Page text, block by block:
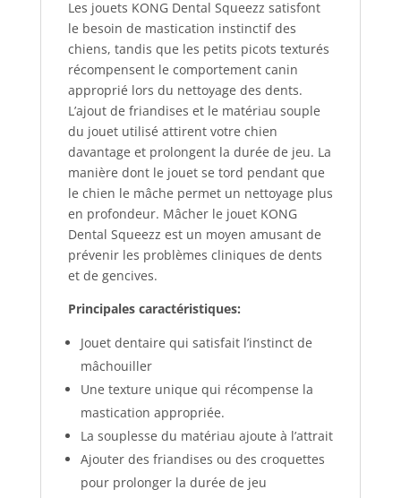
Les jouets KONG Dental Squeezz satisfont
le besoin de mastication instinctif des
chiens, tandis que les petits picots texturés
récompensent le comportement canin
approprié lors du nettoyage des dents.
L’ajout de friandises et le matériau souple
du jouet utilisé attirent votre chien
davantage et prolongent la durée de jeu. La
manière dont le jouet se tord pendant que
le chien le mâche permet un nettoyage plus
en profondeur. Mâcher le jouet KONG
Dental Squeezz est un moyen amusant de
prévenir les problèmes cliniques de dents
et de gencives.
Principales caractéristiques:
Jouet dentaire qui satisfait l’instinct de
mâchouiller
Une texture unique qui récompense la
mastication appropriée.
La souplesse du matériau ajoute à l’attrait
Ajouter des friandises ou des croquettes
pour prolonger la durée de jeu